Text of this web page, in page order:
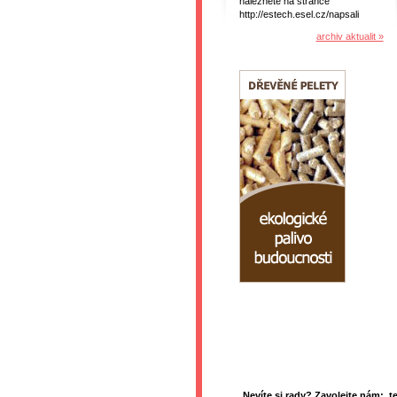
http://estech.esel.cz/napsali
archiv aktualit »